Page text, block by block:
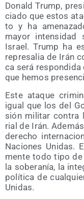
Donald Trump,
cia­do que estos
to y ha
mayor
Israel. Trump ha
repre­sa­lia de Irán
ca será res­pon­di­da
que hemos
Este ata­que
igual que los del
sión mili­tar con­tra
rial de Irán.
dere­cho
Nacio­nes Uni­das.
men­te todo tipo de
la sobe­ra­nía, la
polí­ti­ca de
Unidas.